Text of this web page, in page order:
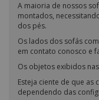
A maioria de nossos
montados,
dos pés.
Os lados dos sofás
em contato conosco e
Os objetos exibidos
Esteja ciente de que
dependendo das